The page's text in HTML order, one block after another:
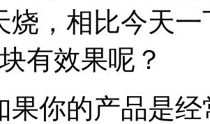
烧，相比今天
有效果呢？
果你的产品是